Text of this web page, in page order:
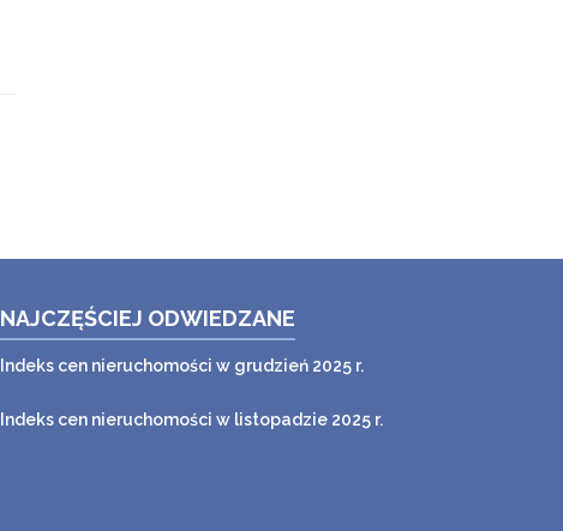
NAJCZĘŚCIEJ ODWIEDZANE
Indeks cen nieruchomości w grudzień 2025 r.
Indeks cen nieruchomości w listopadzie 2025 r.